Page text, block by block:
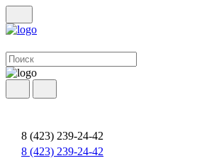
8 (423) 239-24-42
8 (423) 239-24-42